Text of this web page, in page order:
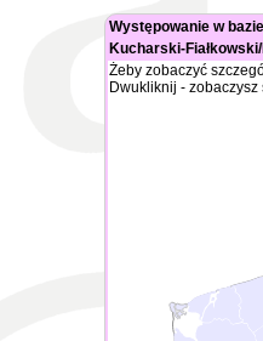
Występowanie w
Kucharski-
Żeby zobaczyć
Dwukliknij -